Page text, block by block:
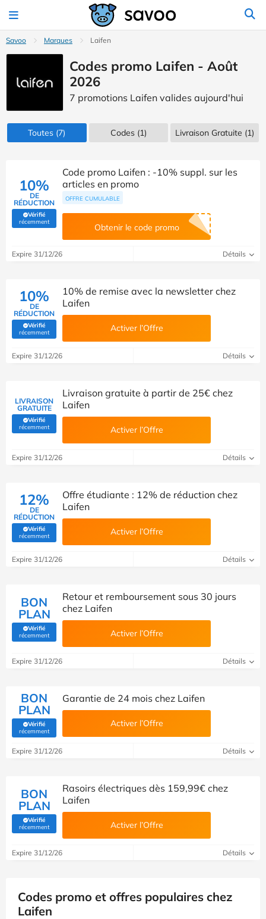
Savoo Marques Laifen
Codes promo Laifen - Août
2026
7 promotions Laifen valides aujourd'hui
Toutes (7) Codes(1) Livraison Gratuite (1)
10%
DE
RÉDUCTION
Vérifié
récemment(Vérifié par Savoo)
Code promo Laifen : -10% suppl. sur les
articles en promo
OFFRE CUMULABLE
Obtenir le code promo
Expire 31/12/26 Détails
10%
DE
RÉDUCTION
Vérifié
récemment(Vérifié par Savoo)
10% de remise avec la newsletter chez
Laifen
Activer l’Offre
Expire 31/12/26 Détails
LIVRAISON
GRATUITE
Vérifié
récemment(Vérifié par Savoo)
Livraison gratuite à partir de 25€ chez
Laifen
Activer l’Offre
Expire 31/12/26 Détails
12%
DE
RÉDUCTION
Vérifié
récemment(Vérifié par Savoo)
Offre étudiante : 12% de réduction chez
Laifen
Activer l’Offre
Expire 31/12/26 Détails
BON
PLAN
Vérifié
récemment(Vérifié par Savoo)
Retour et remboursement sous 30 jours
chez Laifen
Activer l’Offre
Expire 31/12/26 Détails
BON
PLAN
Vérifié
récemment(Vérifié par Savoo)
Garantie de 24 mois chez Laifen
Activer l’Offre
Expire 31/12/26 Détails
BON
PLAN
Vérifié
récemment(Vérifié par Savoo)
Rasoirs électriques dès 159,99€ chez
Laifen
Activer l’Offre
Expire 31/12/26 Détails
Codes promo et offres populaires chez
Laifen